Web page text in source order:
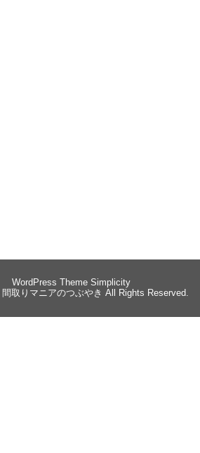
WordPress Theme Simplicity
間取りマニアのつぶやき All Rights Reserved.